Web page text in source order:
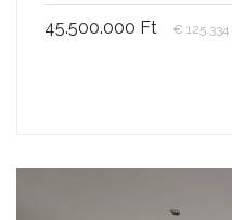
45.500.000 Ft € 125.334